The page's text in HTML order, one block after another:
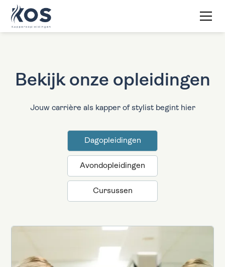
Bekijk onze opleidingen
Jouw carrière als kapper of stylist begint hier
Dagopleidingen
Avondopleidingen
Cursussen